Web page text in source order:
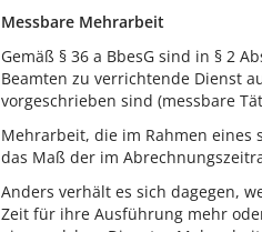
Messbare Mehrarbeit
Gemäß § 36 a BbesG sind in § 2
Beamten zu verrichtende Dienst
vorgeschrieben sind (messbare
Mehrarbeit, die im Rahmen eines
das Maß der im
Anders verhält es sich dagegen,
Zeit für ihre Ausführung mehr